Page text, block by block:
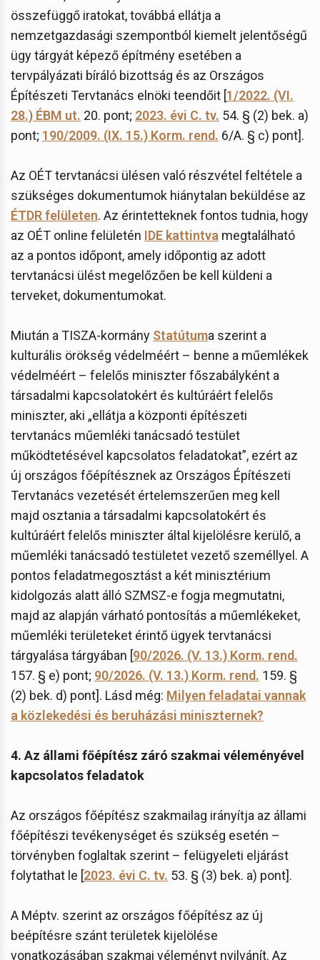
összefüggő iratokat, továbbá ellátja a
nemzetgazdasági szempontból kiemelt jelentőségű
ügy tárgyát képező építmény esetében a
tervpályázati bíráló bizottság és az Országos
Építészeti Tervtanács elnöki teendőit [1/2022. (VI.
28.) ÉBM ut. 20. pont; 2023. évi C. tv. 54. § (2) bek. a)
pont; 190/2009. (IX. 15.) Korm. rend. 6/A. § c) pont].
Az OÉT tervtanácsi ülésen való részvétel feltétele a
szükséges dokumentumok hiánytalan beküldése az
ÉTDR felületen. Az érintetteknek fontos tudnia, hogy
az OÉT online felületén IDE kattintva megtalálható
az a pontos időpont, amely időpontig az adott
tervtanácsi ülést megelőzően be kell küldeni a
terveket, dokumentumokat.
Miután a TISZA-kormány Statútuma szerint a
kulturális örökség védelméért – benne a műemlékek
védelméért – felelős miniszter főszabályként a
társadalmi kapcsolatokért és kultúráért felelős
miniszter, aki „ellátja a központi építészeti
tervtanács műemléki tanácsadó testület
működtetésével kapcsolatos feladatokat”, ezért az
új országos főépítésznek az Országos Építészeti
Tervtanács vezetését értelemszerűen meg kell
majd osztania a társadalmi kapcsolatokért és
kultúráért felelős miniszter által kijelölésre kerülő, a
műemléki tanácsadó testületet vezető személlyel. A
pontos feladatmegosztást a két minisztérium
kidolgozás alatt álló SZMSZ-e fogja megmutatni,
majd az alapján várható pontosítás a műemlékeket,
műemléki területeket érintő ügyek tervtanácsi
tárgyalása tárgyában [90/2026. (V. 13.) Korm. rend.
157. § e) pont; 90/2026. (V. 13.) Korm. rend. 159. §
(2) bek. d) pont]. Lásd még: Milyen feladatai vannak
a közlekedési és beruházási miniszternek?
4. Az állami főépítész záró szakmai véleményével
kapcsolatos feladatok
Az országos főépítész szakmailag irányítja az állami
főépítészi tevékenységet és szükség esetén –
törvényben foglaltak szerint – felügyeleti eljárást
folytathat le [2023. évi C. tv. 53. § (3) bek. a) pont].
A Méptv. szerint az országos főépítész az új
beépítésre szánt területek kijelölése
vonatkozásában szakmai véleményt nyilvánít. Az